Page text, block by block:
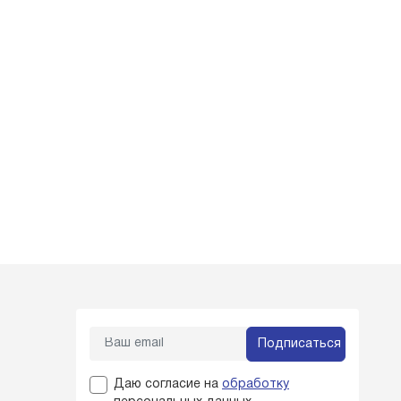
Подписаться
Даю согласие на обработку